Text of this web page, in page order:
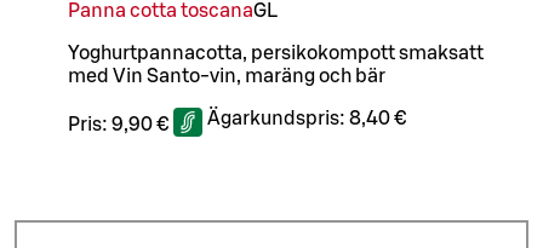
Panna cotta toscanaGL
Yoghurtpannacotta, persikokompott smaksatt
med Vin Santo-vin, maräng och bär
Pris: 9,90 € Ägarkundspris: 8,40 €